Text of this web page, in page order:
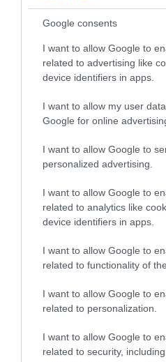
Google consents
I want to allow Google to
related to advertising like
device identifiers in apps.
I want to allow my user
Google for online
I want to allow Google to
personalized advertising.
I want to allow Google to
related to analytics like
device identifiers in apps.
I want to allow Google to
related to functionality of
I want to allow Google to
related to personalization.
I want to allow Google to
related to security,
KΑΡΔΙΑ
Ποιοι είναι οι
παλμοί και ποια
Πότε πρέπει να